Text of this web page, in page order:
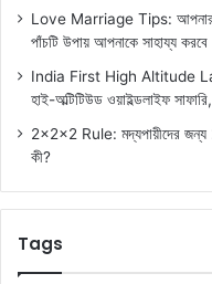
Love Marriage Tips: আপনার
পাঁচটি উপায় আপনাকে সাহায্য করবে
India First High Altitude
হাই-অল্টিটিউড ওয়াইল্ডলাইফ
2x2x2 Rule: মদ্যপায়ীদের জন্য
কী?
Tags